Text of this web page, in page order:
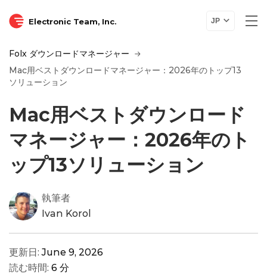
Electronic Team, Inc. JP
Folx ダウンロードマネージャー
Mac用ベストダウンロードマネージャー：2026年のトップ13
ソリューション
Mac用ベストダウンロード
マネージャー：2026年のト
ップ13ソリューション
執筆者
Ivan Korol
更新日:June 9, 2026
読む時間: 6 分